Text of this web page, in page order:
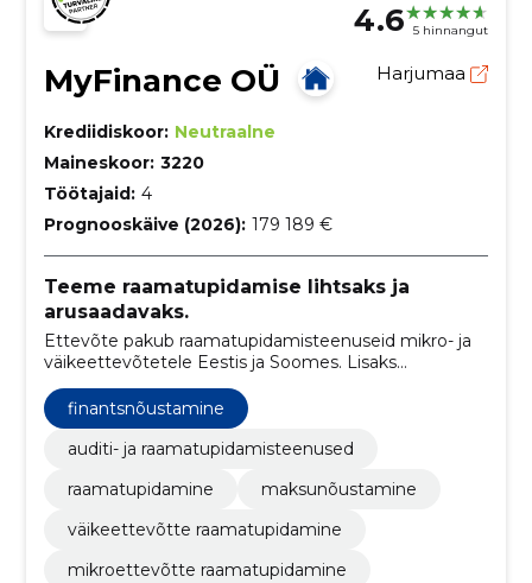
4.6 5 hinnangut
MyFinance OÜ Harjumaa
Krediidiskoor: Neutraalne
Maineskoor: 3220
Töötajaid: 4
Prognooskäive (2026): 179 189 €
Teeme raamatupidamise lihtsaks ja
arusaadavaks.
Ettevõte pakub raamatupidamisteenuseid mikro- ja
väikeettevõtetele Eestis ja Soomes. Lisaks
toetatakse kliente ettevõtte asutamisel ning
äritegevuse nõustamisel.
finantsnõustamine
auditi- ja raamatupidamisteenused
raamatupidamine
maksunõustamine
väikeettevõtte raamatupidamine
mikroettevõtte raamatupidamine